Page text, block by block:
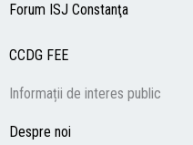
Forum ISJ Constanţa
CCDG FEE
Informații de interes public
Despre noi